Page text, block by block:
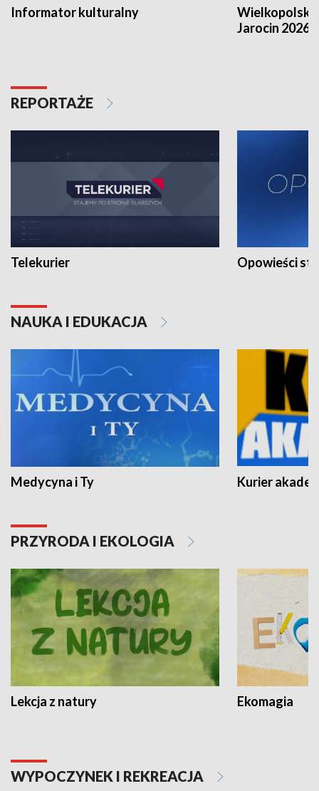
Informator kulturalny
Jarocin 2026
REPORTAŻE
Telekurier Opowieści
NAUKA I EDUKACJA
Medycyna i Ty Kurier
PRZYRODA I EKOLOGIA
Lekcja z natury Ekomagia
WYPOCZYNEK I REKREACJA